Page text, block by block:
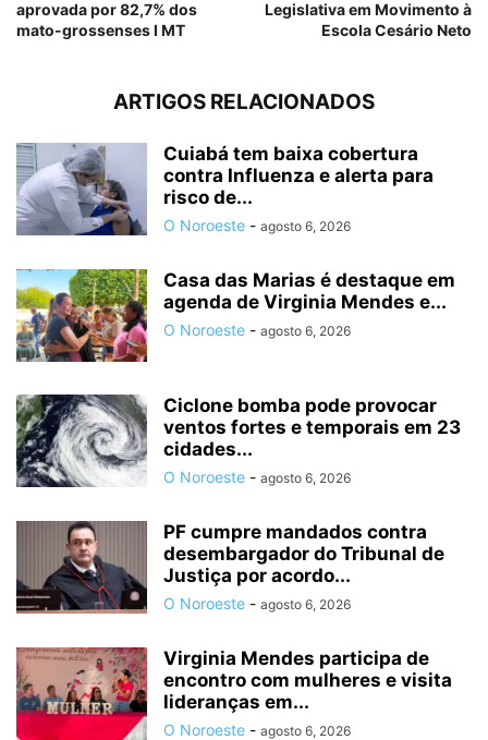
aprovada por 82,7% dos
mato-grossenses I MT
Legislativa em Movimento à
Escola Cesário Neto
ARTIGOS RELACIONADOS
Cuiabá tem baixa cobertura
contra Influenza e alerta para
risco de...
O Noroeste - agosto 6, 2026
Casa das Marias é destaque em
agenda de Virginia Mendes e...
O Noroeste - agosto 6, 2026
Ciclone bomba pode provocar
ventos fortes e temporais em 23
cidades...
O Noroeste - agosto 6, 2026
PF cumpre mandados contra
desembargador do Tribunal de
Justiça por acordo...
O Noroeste - agosto 6, 2026
Virginia Mendes participa de
encontro com mulheres e visita
lideranças em...
O Noroeste - agosto 6, 2026